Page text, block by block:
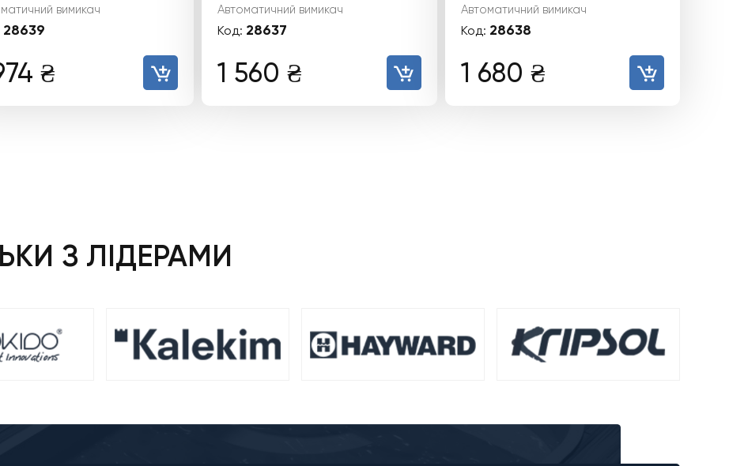
вимикач
28639
₴
Автоматичний вимикач
Код: 28637
1 560 ₴
Автоматичний вимикач
Код: 28638
1 680 ₴
З ЛІДЕРАМИ